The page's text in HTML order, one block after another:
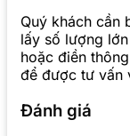
Quý khách cần
lấy số lượng
hoặc điền
để được tư vấn
Đánh giá